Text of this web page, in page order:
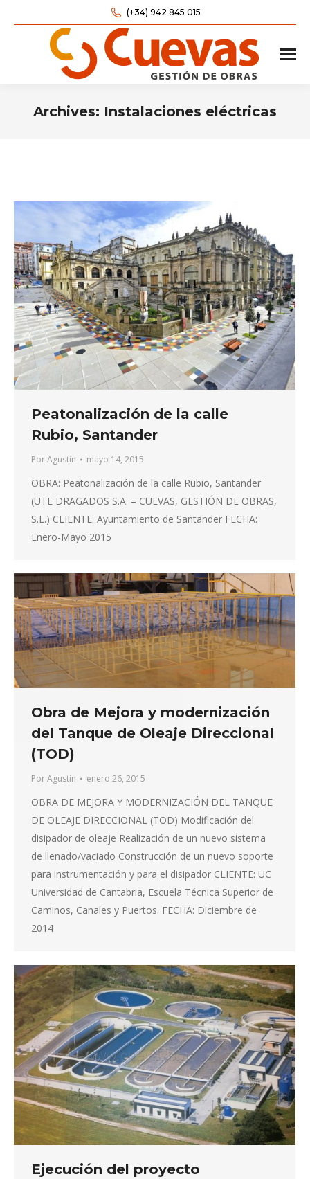
(+34) 942 845 015
Archives: Instalaciones eléctricas
Peatonalización de la calle
Rubio, Santander
PorAgustin mayo 14, 2015
OBRA: Peatonalización de la calle Rubio, Santander
(UTE DRAGADOS S.A. – CUEVAS, GESTIÓN DE OBRAS,
S.L.) CLIENTE: Ayuntamiento de Santander FECHA:
Enero-Mayo 2015
Obra de Mejora y modernización
del Tanque de Oleaje Direccional
(TOD)
PorAgustin enero 26, 2015
OBRA DE MEJORA Y MODERNIZACIÓN DEL TANQUE
DE OLEAJE DIRECCIONAL (TOD) Modificación del
disipador de oleaje Realización de un nuevo sistema
de llenado/vaciado Construcción de un nuevo soporte
para instrumentación y para el disipador CLIENTE: UC
Universidad de Cantabria, Escuela Técnica Superior de
Caminos, Canales y Puertos. FECHA: Diciembre de
2014
Ejecución del proyecto